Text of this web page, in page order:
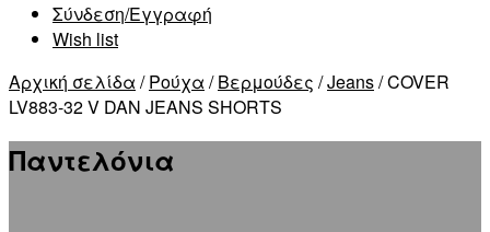
Σύνδεση/Εγγραφή
Wish list
Αρχική σελίδα /Ρούχα /Βερμούδες /Jeans/ COVER
LV883-32 V DAN JEANS SHORTS
Παντελόνια